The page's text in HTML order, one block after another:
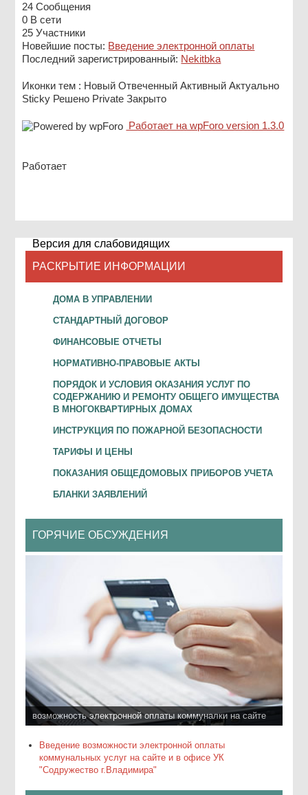
24 Сообщения
0 В сети
25 Участники
Новейшие посты: Введение электронной оплаты
Последний зарегистрированный: Nekitbka
Иконки тем : Новый Отвеченный Активный Актуально
Sticky Решено Private Закрыто
Работает на wpForo version 1.3.0
Работает
Версия для слабовидящих
РАСКРЫТИЕ ИНФОРМАЦИИ
ДОМА В УПРАВЛЕНИИ
СТАНДАРТНЫЙ ДОГОВОР
ФИНАНСОВЫЕ ОТЧЕТЫ
НОРМАТИВНО-ПРАВОВЫЕ АКТЫ
ПОРЯДОК И УСЛОВИЯ ОКАЗАНИЯ УСЛУГ ПО
СОДЕРЖАНИЮ И РЕМОНТУ ОБЩЕГО ИМУЩЕСТВА
В МНОГОКВАРТИРНЫХ ДОМАХ
ИНСТРУКЦИЯ ПО ПОЖАРНОЙ БЕЗОПАСНОСТИ
ТАРИФЫ И ЦЕНЫ
ПОКАЗАНИЯ ОБЩЕДОМОВЫХ ПРИБОРОВ УЧЕТА
БЛАНКИ ЗАЯВЛЕНИЙ
ГОРЯЧИЕ ОБСУЖДЕНИЯ
возможность электронной оплаты коммуналки на сайте
Введение возможности электронной оплаты
коммунальных услуг на сайте и в офисе УК
"Содружество г.Владимира"